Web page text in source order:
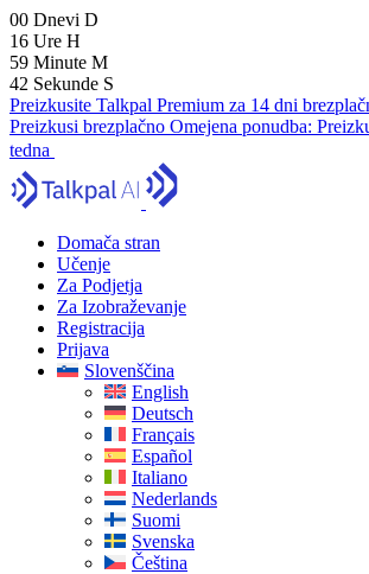
00 Dnevi D
16 Ure H
59 Minute M
41 Sekunde S
Preizkusite Talkpal Premium za 14 dni
Preizkusi brezplačno Omejena ponudba:
tedna
Domača stran
Učenje
Za Podjetja
Za Izobraževanje
Registracija
Prijava
Slovenščina
English
Deutsch
Français
Español
Italiano
Nederlands
Suomi
Svenska
Čeština